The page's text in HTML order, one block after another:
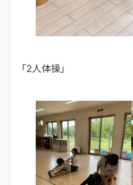
「2人体操」